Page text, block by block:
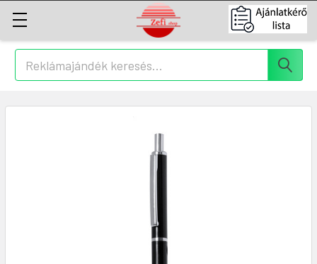
Keresés